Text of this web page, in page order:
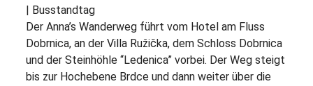
| Busstandtag
Der Anna’s Wanderweg führt vom Hotel am Fluss
Dobrnica, an der Villa Ružička, dem Schloss Dobrnica
und der Steinhöhle “Ledenica” vorbei. Der Weg steigt
bis zur Hochebene Brdce und dann weiter über die